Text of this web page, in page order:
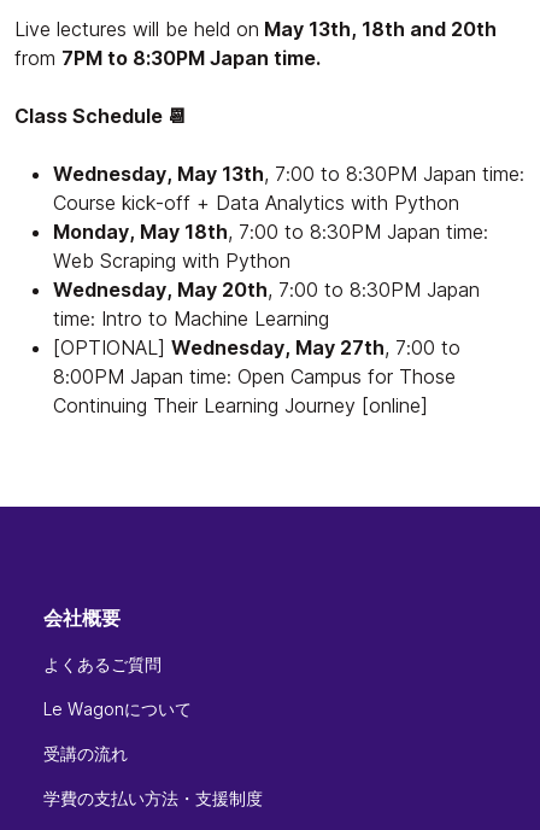
Live lectures will be held on May 13th, 18th and 20th
from 7PM to 8:30PM Japan time.
Class Schedule 📆
Wednesday, May 13th, 7:00 to 8:30PM Japan time:
Course kick-off + Data Analytics with Python
Monday, May 18th, 7:00 to 8:30PM Japan time:
Web Scraping with Python
Wednesday, May 20th, 7:00 to 8:30PM Japan
time: Intro to Machine Learning
[OPTIONAL] Wednesday, May 27th, 7:00 to
8:00PM Japan time: Open Campus for Those
Continuing Their Learning Journey [online]
会社概要
よくあるご質問
Le Wagonについて
受講の流れ
学費の支払い方法・支援制度